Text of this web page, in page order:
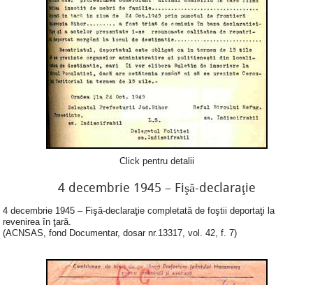
Click pentru detalii
4 decembrie 1945 – Fişă-declaraţie
4 decembrie 1945 – Fişă-declaraţie completată de foştii deportaţi la
revenirea în ţară.
(ACNSAS, fond Documentar, dosar nr.13317, vol. 42, f. 7)